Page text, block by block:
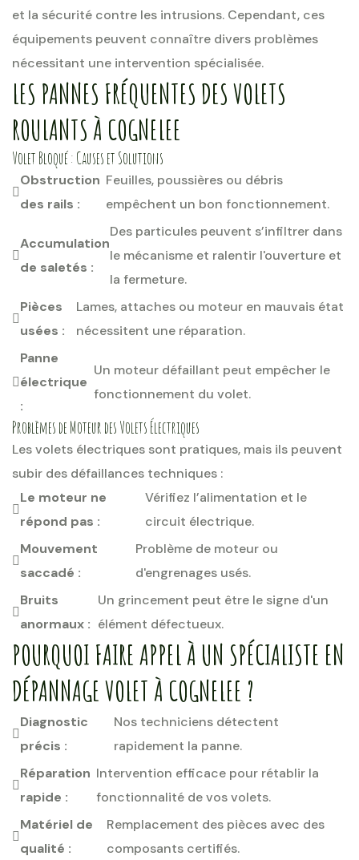
et la sécurité contre les intrusions. Cependant, ces
équipements peuvent connaître divers problèmes
nécessitant une intervention spécialisée.
LES PANNES FRÉQUENTES DES VOLETS
ROULANTS À COGNELEE
Volet Bloqué : Causes et Solutions
Obstruction
des rails :
Feuilles, poussières ou débris
empêchent un bon fonctionnement.
Accumulation
de saletés :
Des particules peuvent s’infiltrer dans
le mécanisme et ralentir l'ouverture et
la fermeture.
Pièces
usées :
Lames, attaches ou moteur en mauvais état
nécessitent une réparation.
Panne
électrique
:
Un moteur défaillant peut empêcher le
fonctionnement du volet.
Problèmes de Moteur des Volets Électriques
Les volets électriques sont pratiques, mais ils peuvent
subir des défaillances techniques :
Le moteur ne
répond pas :
Vérifiez l’alimentation et le
circuit électrique.
Mouvement
saccadé :
Problème de moteur ou
d'engrenages usés.
Bruits
anormaux :
Un grincement peut être le signe d'un
élément défectueux.
POURQUOI FAIRE APPEL À UN SPÉCIALISTE EN
DÉPANNAGE VOLET À COGNELEE ?
Diagnostic
précis :
Nos techniciens détectent
rapidement la panne.
Réparation
rapide :
Intervention efficace pour rétablir la
fonctionnalité de vos volets.
Matériel de
qualité :
Remplacement des pièces avec des
composants certifiés.